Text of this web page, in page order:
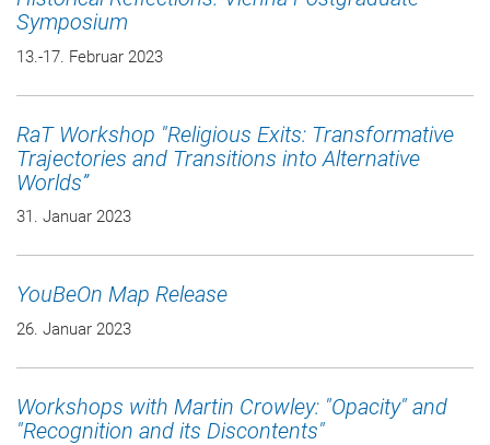
Symposium
13.-17. Februar 2023
RaT Workshop "Religious Exits: Transformative
Trajectories and Transitions into Alternative
Worlds”
31. Januar 2023
YouBeOn Map Release
26. Januar 2023
Workshops with Martin Crowley: "Opacity" and
"Recognition and its Discontents"